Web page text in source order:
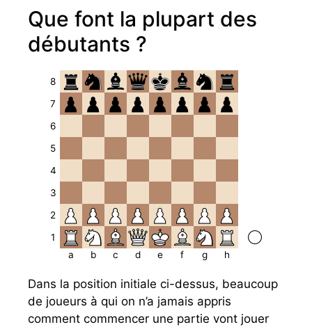
Que font la plupart des
débutants ?
8
7
6
5
4
3
2
1
a
b c d e f g h
Dans la position initiale ci-dessus, beaucoup
de joueurs à qui on n’a jamais appris
comment commencer une partie vont jouer